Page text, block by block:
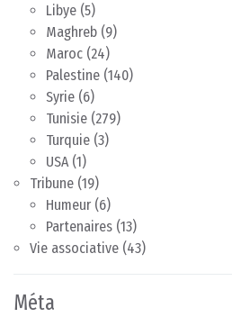
Libye (5)
Maghreb (9)
Maroc (24)
Palestine (140)
Syrie (6)
Tunisie (279)
Turquie (3)
USA(1)
Tribune (19)
Humeur (6)
Partenaires (13)
Vie associative (43)
Méta